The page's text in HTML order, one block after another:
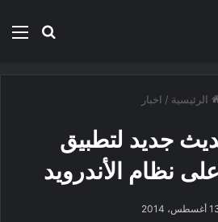
بحث
الرئيسية / اخبار
جديد لتطبيق
2014